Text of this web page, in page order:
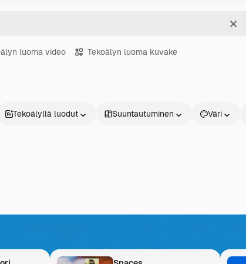
luoma video Tekoälyn luoma kuvake
Tekoälyllä luodut Suuntautuminen Väri
Yhdistä arkistosisältö tekoälyyn ja muuta ideasi